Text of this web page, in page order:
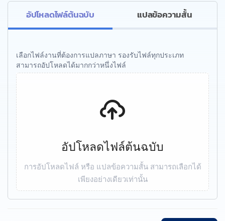
อัปโหลดไฟล์ต้นฉบับ แปลข้อความสั้น
เลือกไฟล์งานที่ต้องการแปลภาษา รองรับไฟล์ทุกประเภท
สามารถอัปโหลดได้มากกว่าหนึ่งไฟล์
อัปโหลดไฟล์ต้นฉบับ
การอัปโหลดไฟล์ หรือ แปลข้อความสั้น สามารถเลือกได้
เพียงอย่างเดียวเท่านั้น